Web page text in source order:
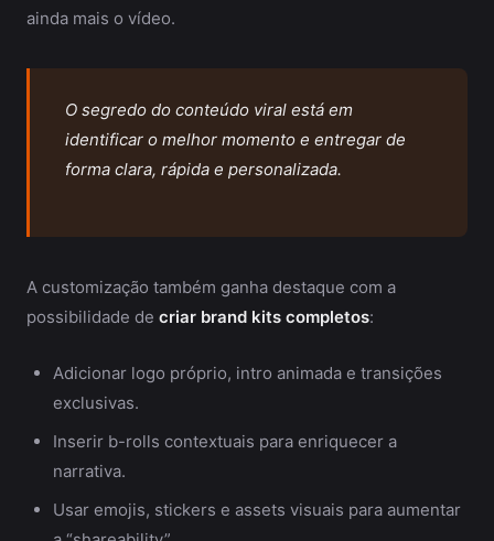
ainda mais o vídeo.
O segredo do conteúdo viral está em
identificar o melhor momento e entregar de
forma clara, rápida e personalizada.
A customização também ganha destaque com a
possibilidade de criar brand kits completos:
Adicionar logo próprio, intro animada e transições
exclusivas.
Inserir b-rolls contextuais para enriquecer a
narrativa.
Usar emojis, stickers e assets visuais para aumentar